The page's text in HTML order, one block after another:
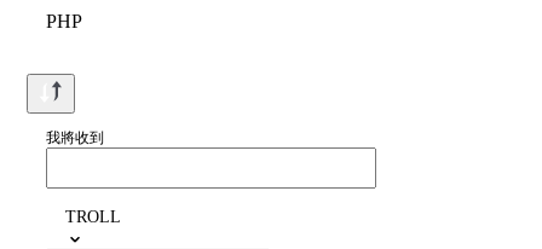
PHP
我將收到
TROLL